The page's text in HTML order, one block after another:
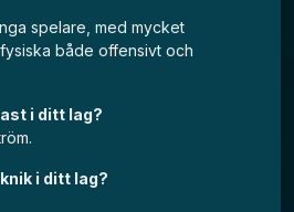
spelare, med mycket
både offensivt och
i ditt lag?
i ditt lag?